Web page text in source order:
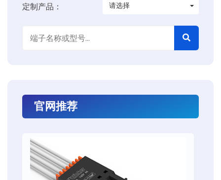
定制产品： 请选择
官网推荐